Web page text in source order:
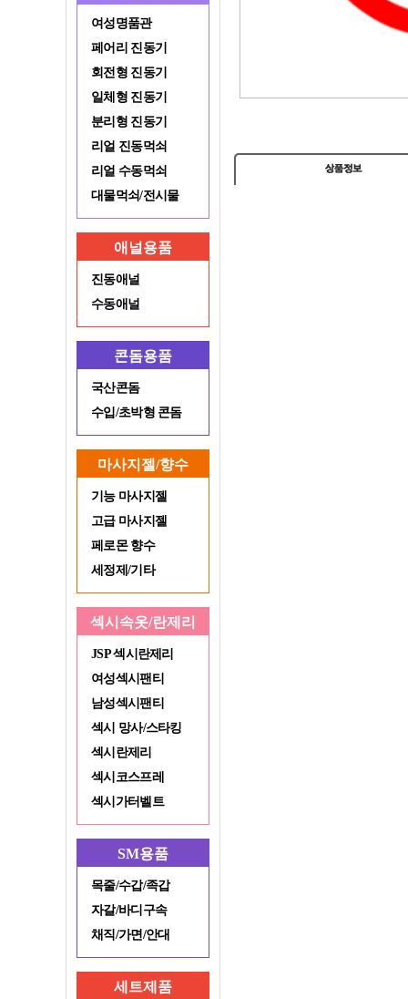
여성명품관
페어리 진동기
회전형 진동기
일체형 진동기
분리형 진동기
리얼 진동먹쇠
리얼 수동먹쇠
대물먹쇠/전시물
애널용품
진동애널
수동애널
콘돔용품
국산콘돔
수입/초박형 콘돔
마사지젤/향수
기능 마사지젤
고급 마사지젤
페로몬 향수
세정제/기타
섹시속옷/란제리
JSP 섹시란제리
여성섹시팬티
남성섹시팬티
섹시 망사/스타킹
섹시란제리
섹시코스프레
섹시가터벨트
SM용품
목줄/수갑/족갑
자갈/바디구속
채직/가면/안대
세트제품